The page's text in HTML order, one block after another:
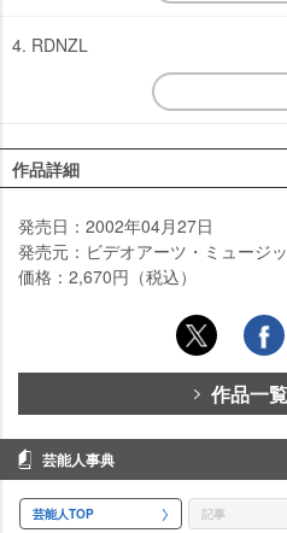
4. RDNZL
作品詳細
発売日：2002年04月27日
発売元：ビデオアーツ・ミュージ
価格：2,670円（税込）
作品一
芸能人事典
芸能人TOP 記事